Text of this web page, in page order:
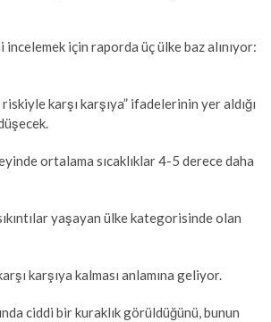
için raporda üç ülke baz alınıyor:
karşı karşıya” ifadelerinin yer aldığı
ortalama sıcaklıklar 4-5 derece daha
yaşayan ülke kategorisinde olan
karşıya kalması anlamına geliyor.
ciddi bir kuraklık görüldüğünü, bunun